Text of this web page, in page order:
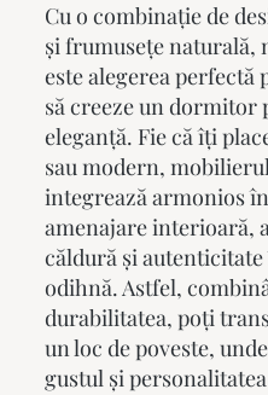
Cu o combinație de
și frumusețe naturală,
este alegerea perfectă
să creeze un dormitor
eleganță. Fie că îți
sau modern,
integrează armonios
amenajare interioară,
căldură și
odihnă. Astfel,
durabilitatea, poți
un loc de poveste,
gustul și